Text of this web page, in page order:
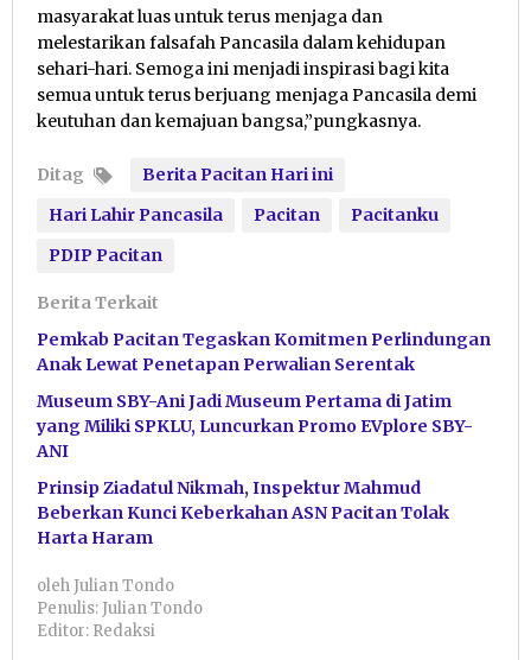
masyarakat luas untuk terus menjaga dan
melestarikan falsafah Pancasila dalam kehidupan
sehari-hari. Semoga ini menjadi inspirasi bagi kita
semua untuk terus berjuang menjaga Pancasila demi
keutuhan dan kemajuan bangsa,”pungkasnya.
Ditag
Berita Pacitan Hari ini
Hari Lahir Pancasila
Pacitan
Pacitanku
PDIP Pacitan
Berita Terkait
Pemkab Pacitan Tegaskan Komitmen Perlindungan
Anak Lewat Penetapan Perwalian Serentak
Museum SBY-Ani Jadi Museum Pertama di Jatim
yang Miliki SPKLU, Luncurkan Promo EVplore SBY-
ANI
Prinsip Ziadatul Nikmah, Inspektur Mahmud
Beberkan Kunci Keberkahan ASN Pacitan Tolak
Harta Haram
oleh Julian Tondo
Penulis: Julian Tondo
Editor: Redaksi